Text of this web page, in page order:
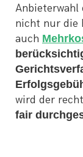
Anbieterwahl
nicht nur die
auch
wird der
fair